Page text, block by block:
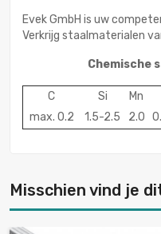
Evek GmbH is uw
Verkrijg staalmaterialen
Chemische
C Si Mn
max. 0.2
1.5-2.5 2.0
Misschien vind je